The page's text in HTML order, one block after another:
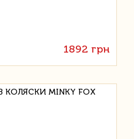
1892 грн
MINKY FOX